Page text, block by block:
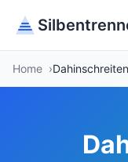
Home Dahinschreiten